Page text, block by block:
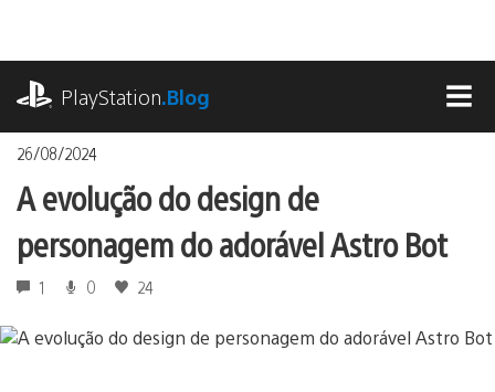
o
conteúdo
PlayStation.Blog
26/08/2024
A evolução do design de
personagem do adorável Astro Bot
1 0 24